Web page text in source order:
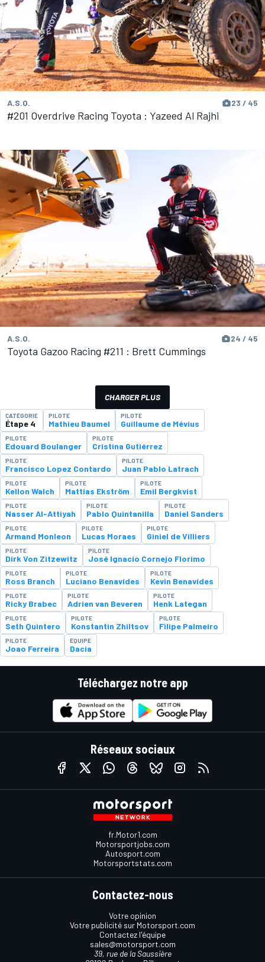
A.S.O. 23 / 45
#201 Overdrive Racing Toyota : Yazeed Al Rajhi
A.S.O. 24 / 45
Toyota Gazoo Racing #211 : Brett Cummings
CHARGER PLUS
CATÉGORIE
Étape 4
PILOTE
Mathieu Baumel
PILOTE
Guillaume de Mévius
PILOTE
Edouard Boulanger
PILOTE
Cristina Gutiérrez
PILOTE
Francisco Lopez Contardo
PILOTE
Juan Pablo Latrach
PILOTE
Kellon Walch
PILOTE
Mattias Ekström
PILOTE
Emil Bergkvist
PILOTE
Nasser Al-Attiyah
PILOTE
Pablo Quintanilla
PILOTE
Daniel Sanders
PILOTE
Armand Monleon
PILOTE
Lucas Moraes
PILOTE
Giniel de Villiers
PILOTE
Dirk Von Zitzewitz
PILOTE
José Ignacio Cornejo Florimo
PILOTE
Ross Branch
PILOTE
Luciano Benavídes
PILOTE
Kevin Benavídes
PILOTE
Ricky Brabec
PILOTE
Adrien van Beveren
PILOTE
Henk Lategan
PILOTE
Seth Quintero
PILOTE
Konstantin Zhiltsov
PILOTE
Filipe Palmeiro
PILOTE
Joao Ferreira
ÉQUIPE
Dacia
Téléchargez notre app
Réseaux sociaux
fr.Motor1.com
Motorsportjobs.com
Autosport.com
Motorsportstats.com
Contactez-nous
Votre opinion
Votre publicité sur Motorsport.com
Contactez l'équipe
sales@motorsport.com
39, rue de la Saussière